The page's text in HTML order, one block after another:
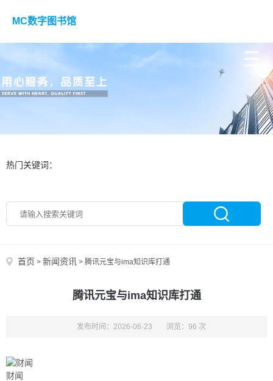
MC数字图书馆
热门关键词：
首页 > 新闻资讯 > 腾讯元宝与ima知识库打通
腾讯元宝与ima知识库打通
发布时间：2026-06-23 浏览：96 次
财闻